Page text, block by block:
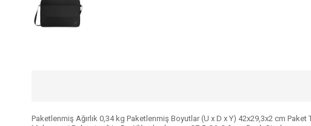
Paketlenmiş Ağırlık 0,34 kg Paketlenmiş Boyutlar (U x D x Y) 42x29,3x2 cm